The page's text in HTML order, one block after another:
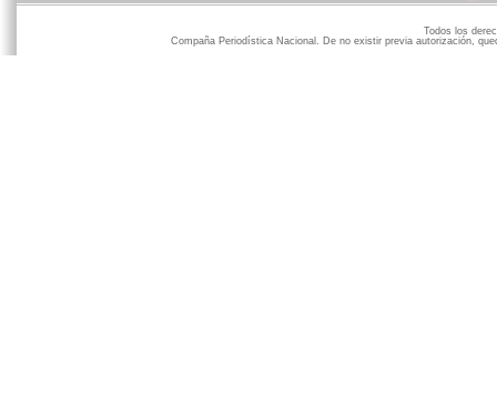
Todos los
Compaña Periodística Nacional. De no existir previa autorización,